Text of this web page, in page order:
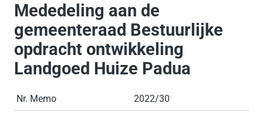
Mededeling aan de
gemeenteraad Bestuurlijke
opdracht ontwikkeling
Landgoed Huize Padua
Nr. Memo 2022/30